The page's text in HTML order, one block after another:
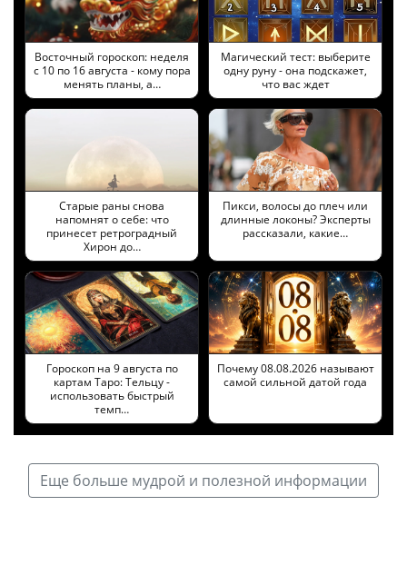
Восточный гороскоп: неделя
с 10 по 16 августа - кому пора
менять планы, а…
Магический тест: выберите
одну руну - она подскажет,
что вас ждет
Старые раны снова
напомнят о себе: что
принесет ретроградный
Хирон до…
Пикси, волосы до плеч или
длинные локоны? Эксперты
рассказали, какие…
Гороскоп на 9 августа по
картам Таро: Тельцу -
использовать быстрый
темп…
Почему 08.08.2026 называют
самой сильной датой года
Еще больше мудрой и полезной информации